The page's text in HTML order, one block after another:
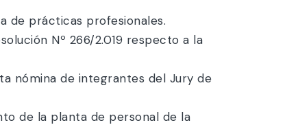
de prácticas profesionales.
Nº 266/2.019 respecto a la
nómina de integrantes del Jury de
de la planta de personal de la